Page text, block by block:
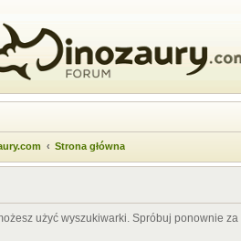
Strona główna
użyć wyszukiwarki. Spróbuj ponownie